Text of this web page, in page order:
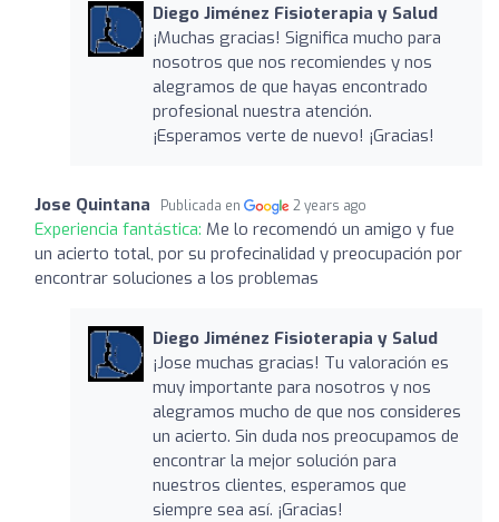
Diego Jiménez Fisioterapia y Salud
¡Muchas gracias! Significa mucho para
nosotros que nos recomiendes y nos
alegramos de que hayas encontrado
profesional nuestra atención.
¡Esperamos verte de nuevo! ¡Gracias!
Jose Quintana Publicada en 2 years ago
Experiencia fantástica: Me lo recomendó un amigo y fue
un acierto total, por su profecinalidad y preocupación por
encontrar soluciones a los problemas
Diego Jiménez Fisioterapia y Salud
¡Jose muchas gracias! Tu valoración es
muy importante para nosotros y nos
alegramos mucho de que nos consideres
un acierto. Sin duda nos preocupamos de
encontrar la mejor solución para
nuestros clientes, esperamos que
siempre sea así. ¡Gracias!